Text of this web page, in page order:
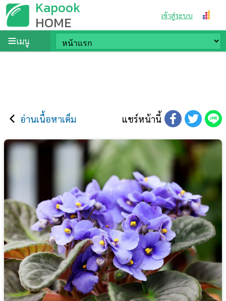
Kapook
HOME เข้าสู่ระบบ
เมนู
อ่านเนื้อหาเต็ม แชร์หน้านี้